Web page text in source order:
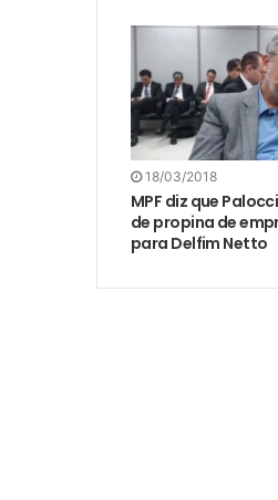
18/03/2018
MPF diz que
de propina de
para Delfim Netto